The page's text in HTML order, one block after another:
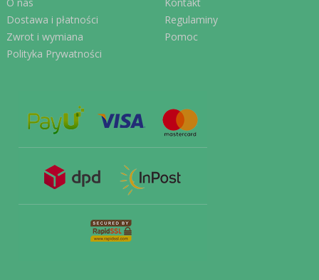
Dostawa i płatności
Zwrot i wymiana
Polityka Prywatności
Regulaminy
Pomoc